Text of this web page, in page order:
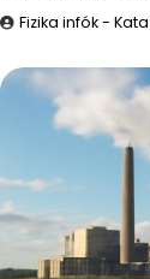
Fizika infók - Kata